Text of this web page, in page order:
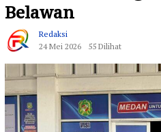
Belawan
Redaksi
24 Mei 2026
55 Dilihat